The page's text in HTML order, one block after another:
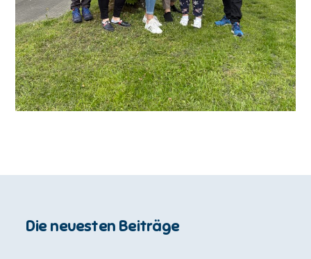
Die neuesten Beiträge